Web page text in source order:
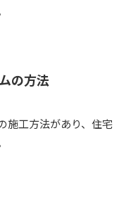
の方法
施工方法があり、住宅